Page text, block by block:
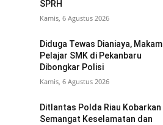
SPRH
Kamis, 6 Agustus 2026
Diduga Tewas Dianiaya, Makam
Pelajar SMK di Pekanbaru
Dibongkar Polisi
Kamis, 6 Agustus 2026
Ditlantas Polda Riau Kobarkan
Semangat Keselamatan dan